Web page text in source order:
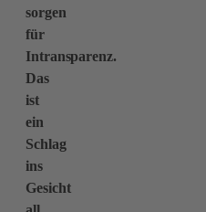
sorgen
für
Intransparenz.
Das
ist
ein
Schlag
ins
Gesicht